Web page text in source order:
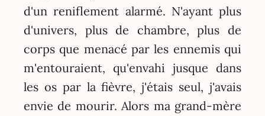
d'un reniflement alarmé. N'ayant plus
d'univers, plus de chambre, plus de
corps que menacé par les ennemis qui
m'entouraient, qu'envahi jusque dans
les os par la fièvre, j'étais seul, j'avais
envie de mourir. Alors ma grand-mère